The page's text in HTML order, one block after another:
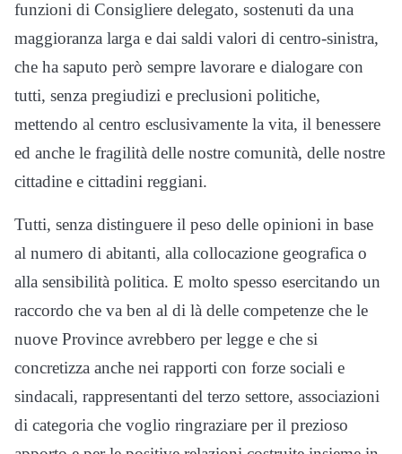
funzioni di Consigliere delegato, sostenuti da una
maggioranza larga e dai saldi valori di centro-sinistra,
che ha saputo però sempre lavorare e dialogare con
tutti, senza pregiudizi e preclusioni politiche,
mettendo al centro esclusivamente la vita, il benessere
ed anche le fragilità delle nostre comunità, delle nostre
cittadine e cittadini reggiani.
Tutti, senza distinguere il peso delle opinioni in base
al numero di abitanti, alla collocazione geografica o
alla sensibilità politica. E molto spesso esercitando un
raccordo che va ben al di là delle competenze che le
nuove Province avrebbero per legge e che si
concretizza anche nei rapporti con forze sociali e
sindacali, rappresentanti del terzo settore, associazioni
di categoria che voglio ringraziare per il prezioso